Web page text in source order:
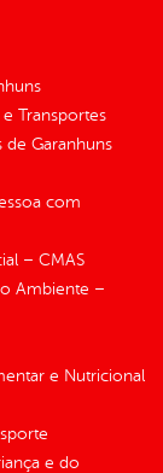
Transportes
de Garanhuns
com
– CMAS
Ambiente –
e Nutricional
e do